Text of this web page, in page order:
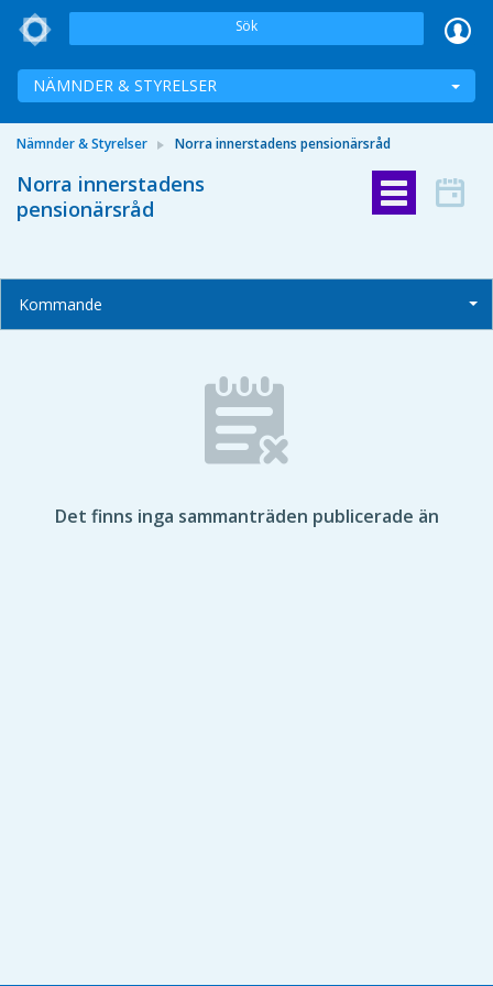
Sök
NÄMNDER & STYRELSER
Nämnder & Styrelser Norra innerstadens pensionärsråd
Norra innerstadens
pensionärsråd
Kommande
Det finns inga sammanträden publicerade än